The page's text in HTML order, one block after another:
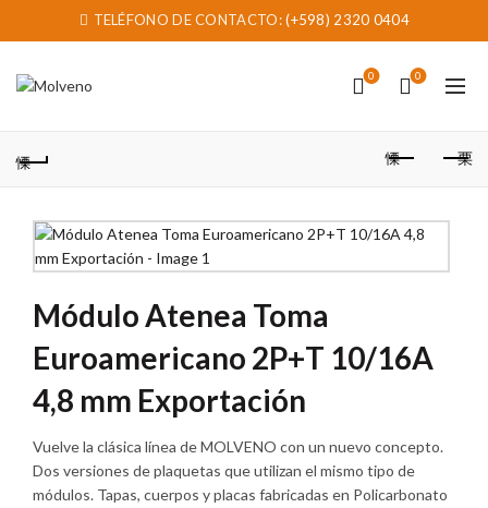
TELÉFONO DE CONTACTO:(+598) 2320 0404
0 0
Módulo Atenea Toma
Euroamericano 2P+T 10/16A
4,8 mm Exportación
Vuelve la clásica línea de MOLVENO con un nuevo concepto.
Dos versiones de plaquetas que utilizan el mismo tipo de
módulos. Tapas, cuerpos y placas fabricadas en Policarbonato